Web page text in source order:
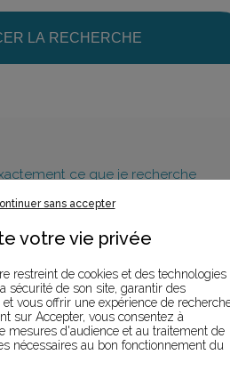
LA RECHERCHE
ce que je recherche
recherche approfondie
QUESTION ?
ÉCHANGEONS
sans accepter
votre vie privée
restreint de cookies et des technologies
sécurité de son site, garantir des
vous offrir une expérience de
sur Accepter, vous consentez à
mesures d'audience et au traitement de
nécessaires au bon fonctionnement du